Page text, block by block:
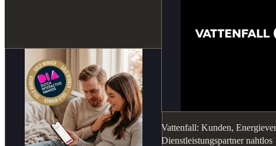
Vattenfall: Kunden,
Dienstleistungspartner nahtlos